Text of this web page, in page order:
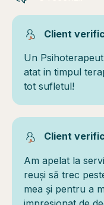
Client
Un
atat in timpul
tot sufletul!
Client
Am apelat la
reuși să trec
mea și pentru a